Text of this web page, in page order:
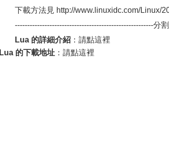
下載方法見 http://www.linuxidc.com/Linux/
--------------------------------------------------------分
Lua 的詳細介紹 ：請點這裡
Lua 的下載地址 ：請點這裡